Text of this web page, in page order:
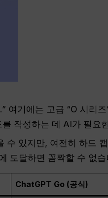
.” 여기에는 고급 “O 시리
작성하는 데 AI가 필요
수 있지만, 여전히 하드
도달하면 꼼짝할 수 없습
ChatGPT Go (공식)